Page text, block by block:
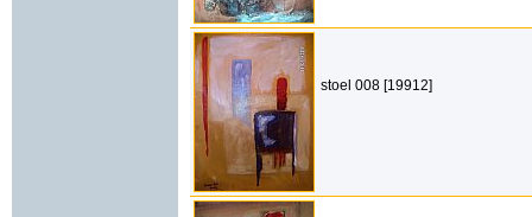
stoel 008 [19912]